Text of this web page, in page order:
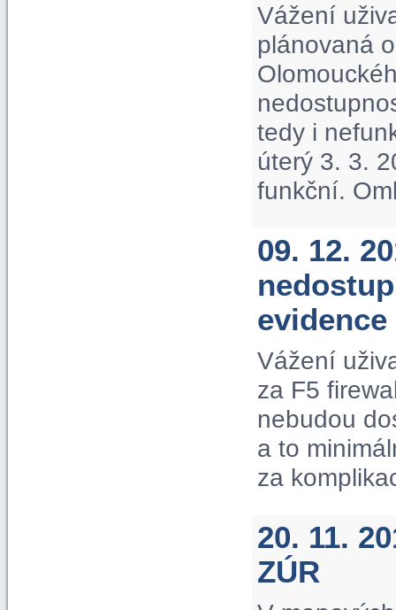
Vážení
plánovaná
tedy i
úterý 3. 3.
funkční.
09. 12.
evidence
Vážení
za F5
nebudou
a to
za
20. 11.
ZÚR